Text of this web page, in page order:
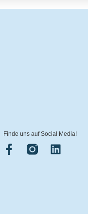
Finde uns auf Social Media!